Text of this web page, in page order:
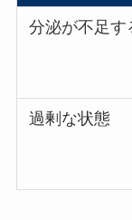
分泌が不足す
過剰な状態